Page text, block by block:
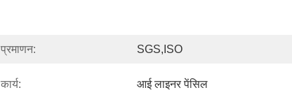
प्रमाणन: SGS,ISO
कार्य: आई लाइनर पेंसिल